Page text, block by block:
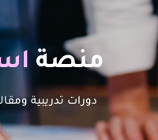
منصة
دورات تدريبية